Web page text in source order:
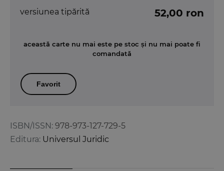
ISBN/ISSN: 978-973-127-729-5
Editura: Universul Juridic
versiunea tipărită 52,00 ron
această carte nu mai este pe stoc și nu mai poate fi
comandată
Favorit